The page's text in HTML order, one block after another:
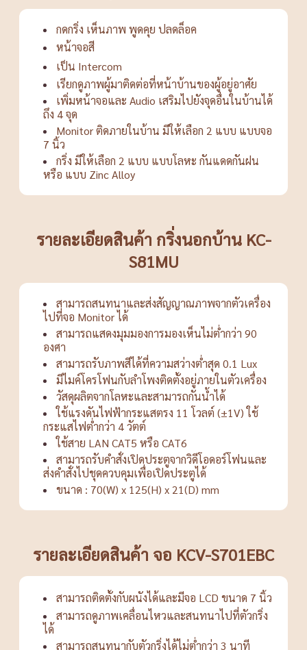
กดกริ่ง เห็นภาพ พูดคุย ปลดล็อค
หน้าจอสี
เป็น Intercom
เรียกดูภาพผู้มาติดต่อที่หน้าบ้านของผู้อยู่อาศัย
เพิ่มหน้าจอและ Audio เสริมไปยังจุดอื่นในบ้านได้
ถึง 4 จุด
Monitor ติดภายในบ้าน มีให้เลือก 2 แบบ แบบจอ
7 นิ้ว
กริ่ง มีให้เลือก 2 แบบ แบบโลหะ กันแดดกันฝน
หรือ แบบ Zinc Alloy
รายละเอียดสินค้า กริ่งนอกบ้าน KC-
S81MU
สามารถสนทนาและส่งสัญญาณภาพจากตัวเครื่อง
ไปที่จอ Monitor ได้
สามารถแสดงมุมมองการมองเห็นไม่ต่ำกว่า 90
องศา
สามารถรับภาพสีได้ที่ความสว่างต่ำสุด 0.1 Lux
มีไมค์โครโฟนกับลำโพงติดตั้งอยู่ภายในตัวเครื่อง
วัสดุผลิตจากโลหะและสามารถกันน้ำได้
ใช้แรงดันไฟฟ้ากระแสตรง 11 โวลต์ (±1V) ใช้
กระแสไฟต่ำกว่า 4 วัตต์
ใช้สาย LAN CAT5 หรือ CAT6
สามารถรับคำสั่งเปิดประตูจากวิดีโอดอร์โฟนและ
ส่งคำสั่งไปชุดควบคุมเพื่อเปิดประตูได้
ขนาด : 70(W) x 125(H) x 21(D) mm
รายละเอียดสินค้า จอ KCV-S701EBC
สามารถติดตั้งกับผนังได้และมีจอ LCD ขนาด 7 นิ้ว
สามารถดูภาพเคลื่อนไหวและสนทนาไปที่ตัวกริ่ง
ได้
สามารถสนทนากับตัวกริ่งได้ไม่ต่ำกว่า 3 นาที